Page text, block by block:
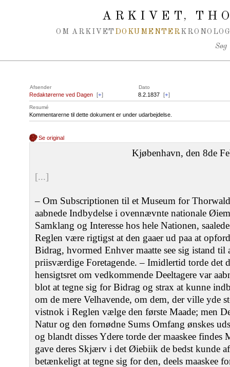
ARKIVET,
OM ARKIVET DOKUMENTER
Søg
Afsender Dato
Redaktørerne ved Dagen [+] 8.2.1837 [+]
Resumé
Kommentarerne til dette dokument er under udarbejdelse.
Se original
Kjøbenhavn, den 8de
[...]
– Om Subscriptionen til et Museum for
aabnede Indbydelse i ovennævnte nationale
Samklang og Interesse hos hele Nationen,
Reglen være rigtigst at den gaaer ud paa at
Bidrag, hvormed Enhver maatte see sig istand til
priisværdige Foretagende. – Imidlertid torde det
hensigtsret om vedkommende Deeltagere var
blot at tegne sig for Bidrag og strax at kunne
om de mere Velhavende, om dem, der ville yde
vistnok i Reglen vælge den første Maade; men
Natur og den fornødne Sums Omfang ønskes
og blandt disses Ydere torde der maaskee findes
gave deres Skjærv i det Øiebiik de bedst kunde
betænkeligt at tegne sig for den, deels maaskee